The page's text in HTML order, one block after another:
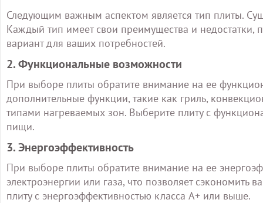
Следующим важным аспектом является тип плиты.
Каждый тип имеет свои преимущества и
вариант для ваших потребностей.
2. Функциональные возможности
При выборе плиты обратите внимание на ее
дополнительные функции, такие как гриль,
типами нагреваемых зон. Выберите плиту с
пищи.
3. Энергоэффективность
При выборе плиты обратите внимание на ее
электроэнергии или газа, что позволяет сэкономить
плиту с энергоэффективностью класса A+ или выше.